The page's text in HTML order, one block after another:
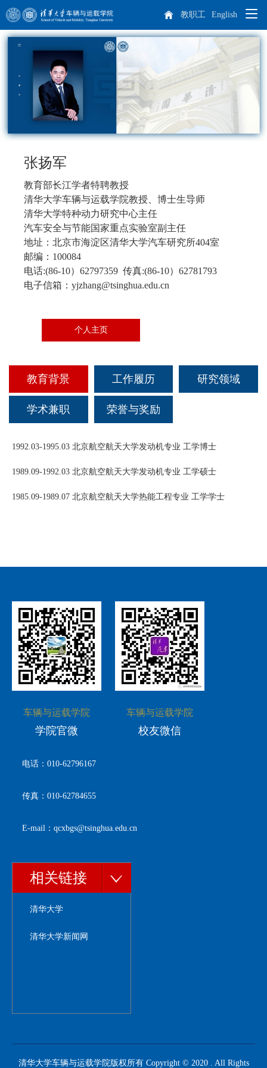
English
教职工
学院概况
院长致辞
历任领导
机构设置
历史沿革
师资队伍
杰出人才
博士后
离退休教师
人才培养
实践教学
研究生培养
专业介绍
教学成果
科研概况
科研方向
车辆动力工程研究所 汽车工程研究所
智能出行研究所 特种车辆与动力研究所
国际合作与交流
学生天地
学生工作
学生活动
科创活动
招生就业
本科生招生
研究生招生
国际生招生
就业引导
校友工作
校友文库
校友风采
联系方式
张扬军
教育部长江学者特聘教授
清华大学车辆与运载学院教授、博士生导师
清华大学特种动力研究中心主任
汽车安全与节能国家重点实验室副主任
地址：北京市海淀区清华大学汽车研究所404室
邮编：100084
电话:(86-10）62797359 传真:(86-10）62781793
电子信箱：yjzhang@tsinghua.edu.cn
个人主页
教育背景 工作履历 研究领域
学术兼职 荣誉与奖励
1992.03-1995.03 北京航空航天大学发动机专业 工学博士
1989.09-1992.03 北京航空航天大学发动机专业 工学硕士
1985.09-1989.07 北京航空航天大学热能工程专业 工学学士
车辆与运载学院
学院官微
车辆与运载学院
校友微信
电话：010-62796167
传真：010-62784655
E-mail：qcxbgs@tsinghua.edu.cn
相关链接
清华大学
清华大学新闻网
清华大学车辆与运载学院版权所有 Copyright © 2020 . All Rights